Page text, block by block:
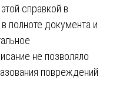
справкой в
полноте документа и
не позволяло
повреждений